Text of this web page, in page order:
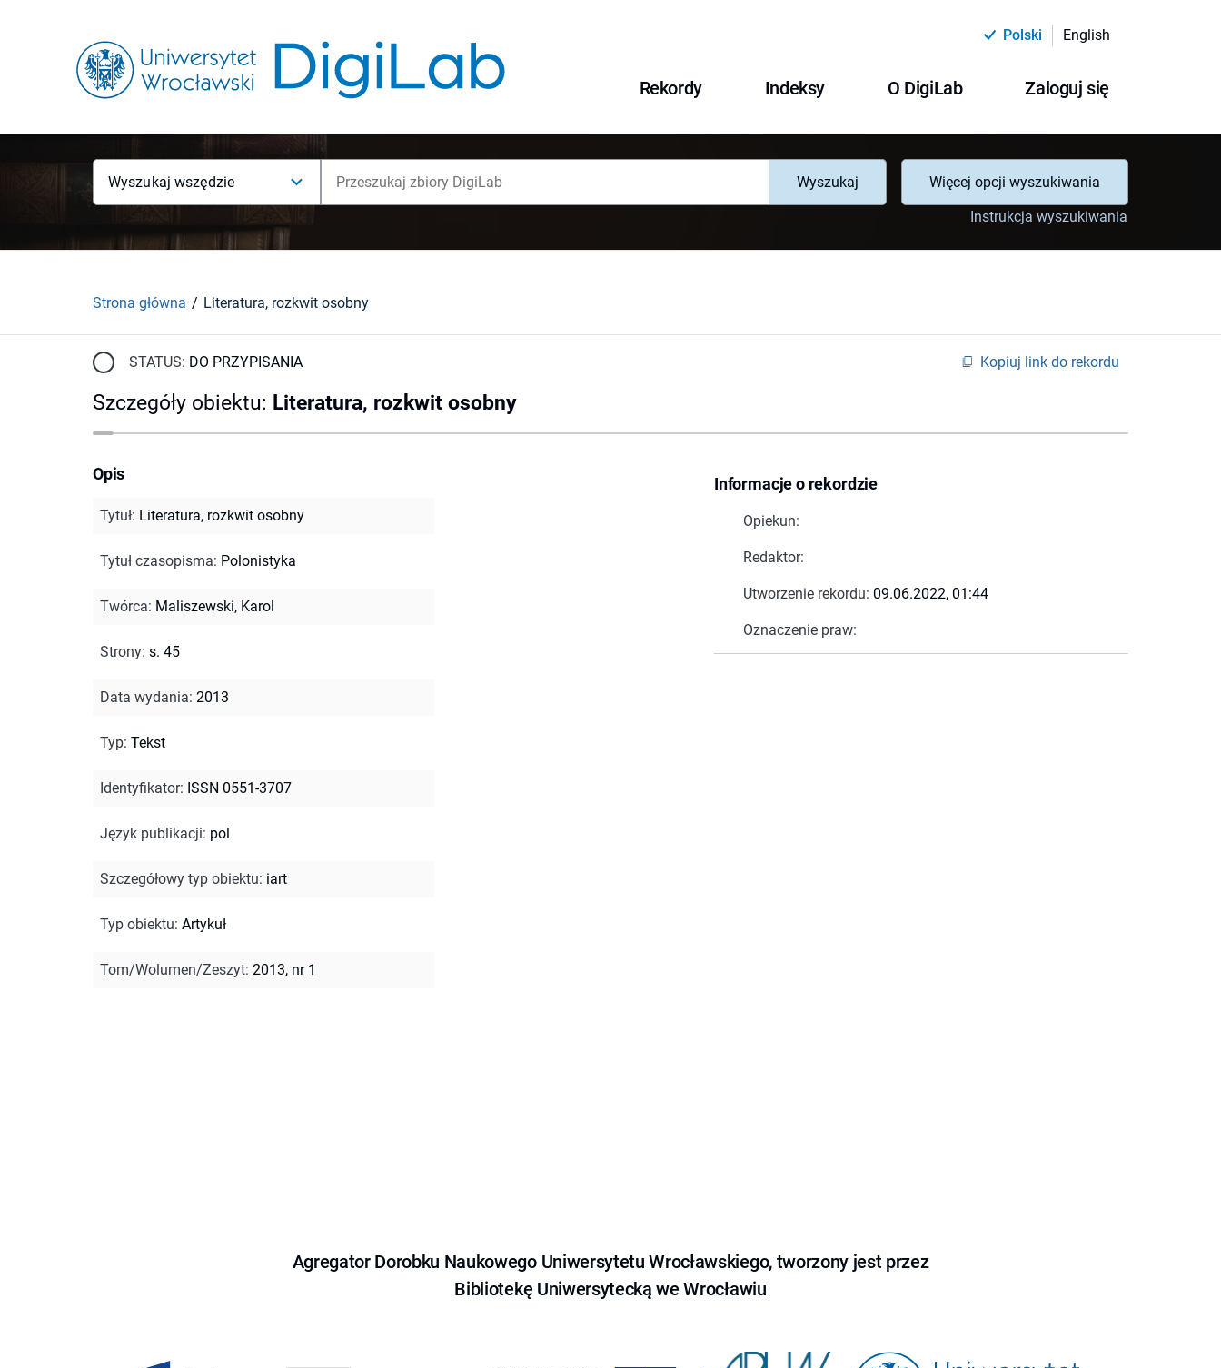
Polski English
Rekordy Indeksy O DigiLab Zaloguj się
Wyszukaj wszędzie Wyszukaj
Więcej opcji wyszukiwania
Instrukcja wyszukiwania
Strona główna Literatura, rozkwit osobny
STATUS: DO PRZYPISANIA Kopiuj link do rekordu
Szczegóły obiektu: Literatura, rozkwit osobny
Informacje o rekordzie
Opiekun:
Redaktor:
Utworzenie rekordu: 09.06.2022, 01:44
Oznaczenie praw:
Opis
Tytuł: Literatura, rozkwit osobny
Tytuł czasopisma: Polonistyka
Twórca: Maliszewski, Karol
Strony: s. 45
Data wydania: 2013
Typ: Tekst
Identyfikator: ISSN 0551-3707
Język publikacji: pol
Szczegółowy typ obiektu: iart
Typ obiektu: Artykuł
Tom/Wolumen/Zeszyt: 2013, nr 1
Agregator Dorobku Naukowego Uniwersytetu Wrocławskiego, tworzony jest przez
Bibliotekę Uniwersytecką we Wrocławiu